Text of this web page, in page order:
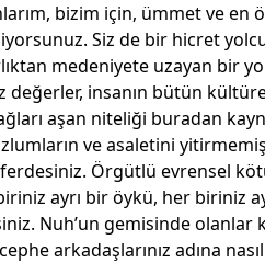
bizim için, ümmet ve en
Siz de bir hicret
medeniyete uzayan bir
değerler, insanın bütün
aşan niteliği buradan
ve asaletini
Örgütlü evrensel
ayrı bir öykü, her biriniz
Nuh’un gemisinde
arkadaşlarınız adına